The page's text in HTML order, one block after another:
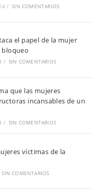
/ SIN COMENTARIOS
el papel de la mujer
bloqueo
/ SIN COMENTARIOS
que las mujeres
incansables de un
/ SIN COMENTARIOS
víctimas de la
SIN COMENTARIOS